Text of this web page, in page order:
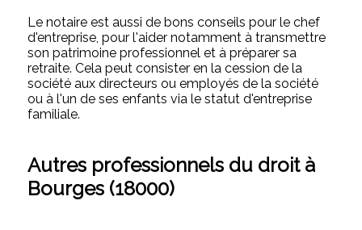
Le notaire est aussi de bons conseils pour le chef
d'entreprise, pour l'aider notamment à transmettre
son patrimoine professionnel et à préparer sa
retraite. Cela peut consister en la cession de la
société aux directeurs ou employés de la société
ou à l'un de ses enfants via le statut d'entreprise
familiale.
Autres professionnels du droit à
Bourges (18000)